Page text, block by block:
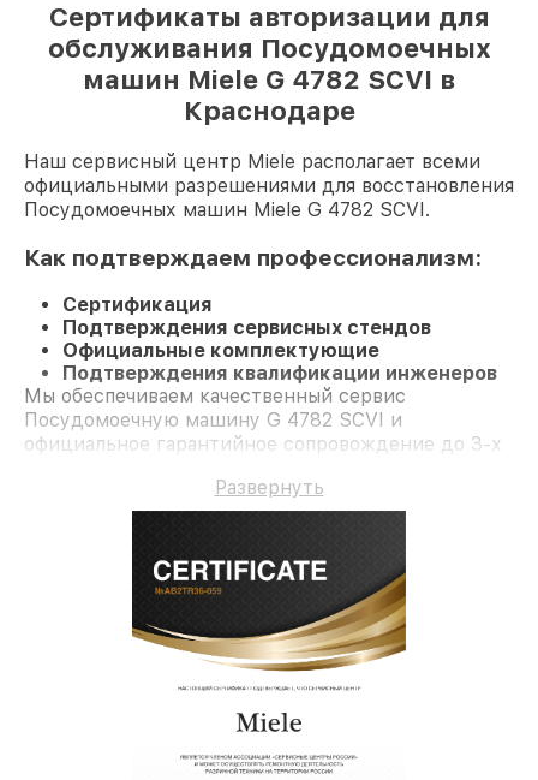
Сертификаты авторизации для
обслуживания Посудомоечных
машин Miele G 4782 SCVI в
Краснодаре
Наш сервисный центр Miele располагает всеми
официальными разрешениями для восстановления
Посудомоечных машин Miele G 4782 SCVI.
Как подтверждаем профессионализм:
Сертификация
Подтверждения сервисных стендов
Официальные комплектующие
Подтверждения квалификации инженеров
Мы обеспечиваем качественный сервис
Посудомоечную машину G 4782 SCVI и
официальное гарантийное сопровождение до 3-х
Развернуть